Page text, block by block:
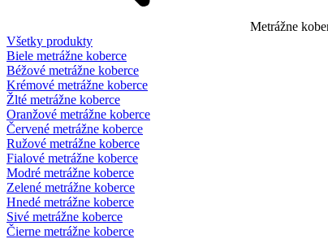
Metrážne
Všetky produkty
Biele metrážne koberce
Béžové metrážne koberce
Krémové metrážne koberce
Žlté metrážne koberce
Oranžové metrážne koberce
Červené metrážne koberce
Ružové metrážne koberce
Fialové metrážne koberce
Modré metrážne koberce
Zelené metrážne koberce
Hnedé metrážne koberce
Sivé metrážne koberce
Čierne metrážne koberce